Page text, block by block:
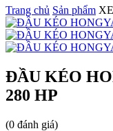
Trang chủ Sản phẩm
ĐẦU KÉO
280 HP
(0 đánh giá)